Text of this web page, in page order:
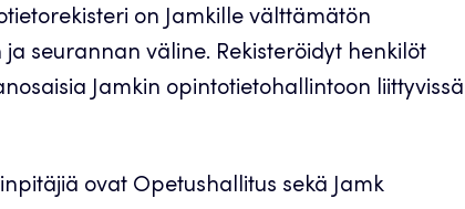
on Jamkille välttämätön
seurannan väline. Rekisteröidyt henkilöt
Jamkin opintotietohallintoon liittyvissä
ovat Opetushallitus sekä Jamk